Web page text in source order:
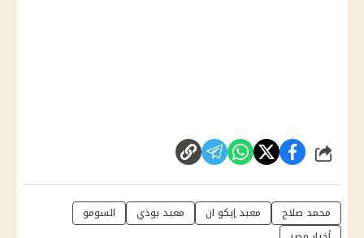
شارك
محمد صلاح معبد إيكو ان معبد بوذي
السومو